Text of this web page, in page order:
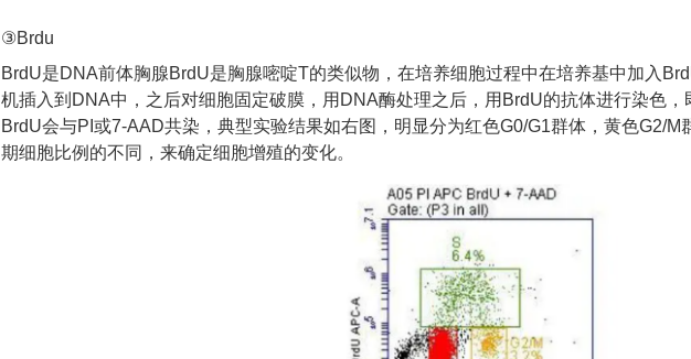
③Brdu
BrdU是DNA前体胸腺BrdU是胸腺嘧啶T的类似物，在培养细胞过程中在培养基中加入
机插入到 DNA中，之后对细胞固定破膜，用 DNA酶处理之后，用 BrdU的抗体进行染色
BrdU会与PI 或7-AAD共染，典型实验结果如右图，明显分为红色G0/G1群体，黄色G2/M
期细胞比例的不同，来确定细胞增殖的变化。